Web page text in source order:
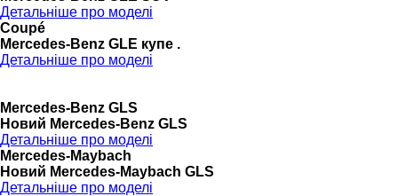
Детальніше про моделі
Coupé
Mercedes-Benz GLE купе .
Детальніше про моделі
Mercedes-Benz GLS
Новий Mercedes-Benz GLS
Детальніше про моделі
Mercedes-Maybach
Новий Mercedes-Maybach GLS
Детальніше про моделі